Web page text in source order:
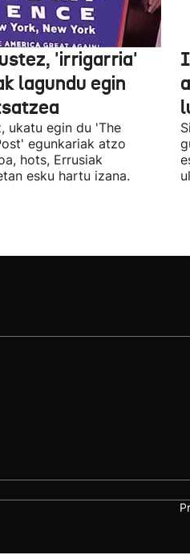
'irrigarria'
lagundu egin
ukatu egin du 'The
egunkariak atzo
hots, Errusiak
esku hartu izana.